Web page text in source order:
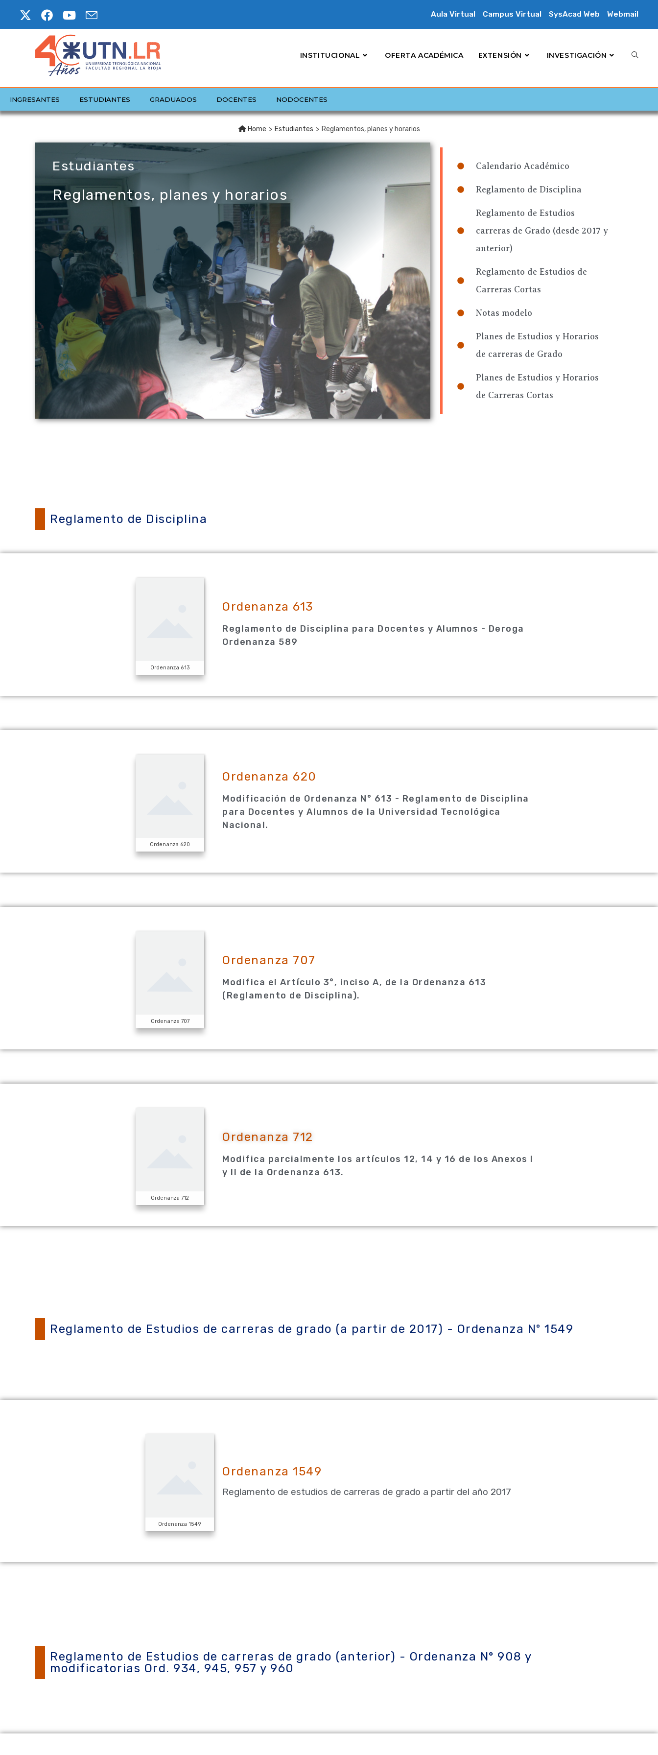
Aula Virtual Campus Virtual SysAcad Web Webmail
INSTITUCIONAL OFERTA ACADÉMICA EXTENSIÓN INVESTIGACIÓN
INGRESANTES ESTUDIANTES GRADUADOS DOCENTES NODOCENTES
Home > Estudiantes > Reglamentos, planes y horarios
Estudiantes
Reglamentos, planes y horarios
Calendario Académico
Reglamento de Disciplina
Reglamento de Estudios
carreras de Grado (desde 2017 y
anterior)
Reglamento de Estudios de
Carreras Cortas
Notas modelo
Planes de Estudios y Horarios
de carreras de Grado
Planes de Estudios y Horarios
de Carreras Cortas
Reglamento de Disciplina
Ordenanza 613
Ordenanza 613
Reglamento de Disciplina para Docentes y Alumnos - Deroga
Ordenanza 589
Ordenanza 620
Ordenanza 620
Modificación de Ordenanza N° 613 - Reglamento de Disciplina
para Docentes y Alumnos de la Universidad Tecnológica
Nacional.
Ordenanza 707
Ordenanza 707
Modifica el Artículo 3°, inciso A, de la Ordenanza 613
(Reglamento de Disciplina).
Ordenanza 712
Ordenanza 712
Modifica parcialmente los artículos 12, 14 y 16 de los Anexos I
y II de la Ordenanza 613.
Reglamento de Estudios de carreras de grado (a partir de 2017) - Ordenanza Nº 1549
Ordenanza 1549
Ordenanza 1549
Reglamento de estudios de carreras de grado a partir del año 2017
Reglamento de Estudios de carreras de grado (anterior) - Ordenanza N° 908 y
modificatorias Ord. 934, 945, 957 y 960